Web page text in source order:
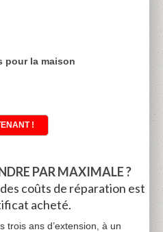
pour la maison
!
PAR MAXIMALE ?
coûts de réparation est
acheté.
trois ans d’extension, à un